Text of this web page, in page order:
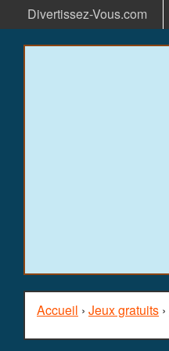
Divertissez-Vous.com
Accueil › Jeux gratuits ›